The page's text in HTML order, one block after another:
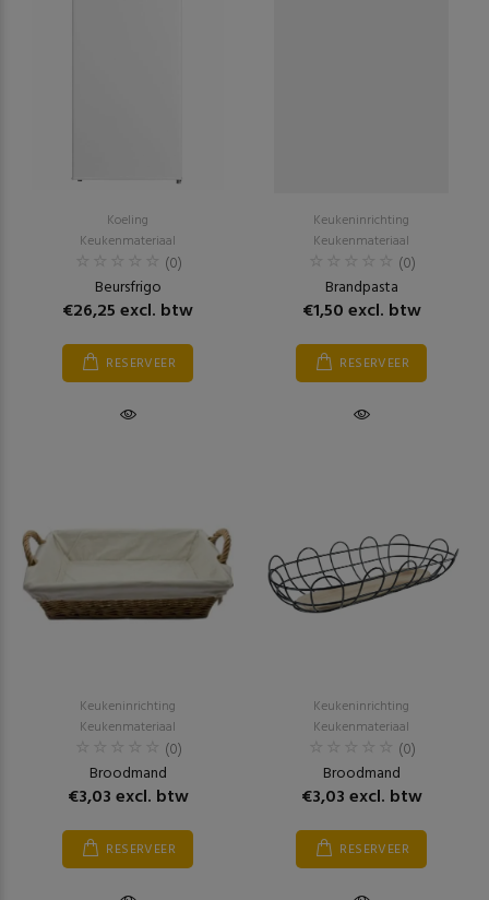
Koeling
Keukenmateriaal
(0)
Beursfrigo
€26,25 excl. btw
RESERVEER
Keukeninrichting
Keukenmateriaal
(0)
Brandpasta
€1,50 excl. btw
RESERVEER
Keukeninrichting
Keukenmateriaal
(0)
Broodmand
€3,03 excl. btw
RESERVEER
Keukeninrichting
Keukenmateriaal
(0)
Broodmand
€3,03 excl. btw
RESERVEER